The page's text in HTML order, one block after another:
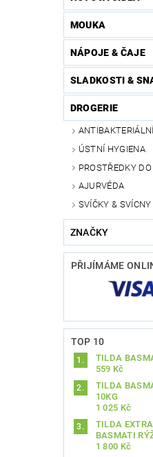
MOUKA
NÁPOJE & ČAJE
SLADKOSTI &
DROGERIE
ÚSTNÍ HYGIENA
PROSTŘEDKY
AJURVÉDA
SVÍČKY & SVÍCNY
ZNAČKY
PŘIJÍMÁME
TOP 10
TILDA
559 Kč
TILDA
10KG
1 025 Kč
TILDA
BASMATI
1 800 Kč